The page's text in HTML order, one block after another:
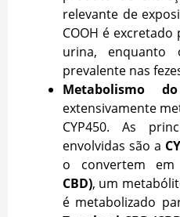
relevante de
COOH é
urina, enquanto
prevalente nas
Metabolismo
extensivamente
CYP450. As
envolvidas são a
o convertem em
CBD), um
é metabolizado